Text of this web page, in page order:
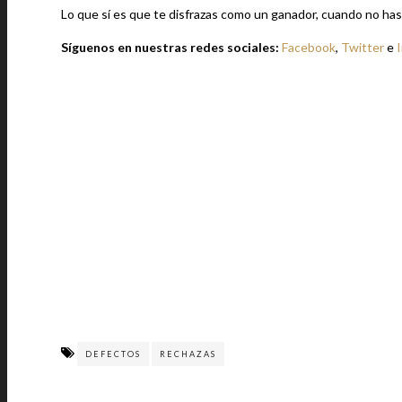
Lo que sí es que te disfrazas como un ganador, cuando no
Síguenos en nuestras redes sociales: Facebook, Twittere
DEFECTOS RECHAZAS